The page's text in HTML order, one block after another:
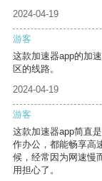
2024-04-19
游客
这款加速器app的加
区的线路。
2024-04-19
游客
这款加速器app简直
作办公，都能畅享高
候，经常因为网速慢
用担心了。